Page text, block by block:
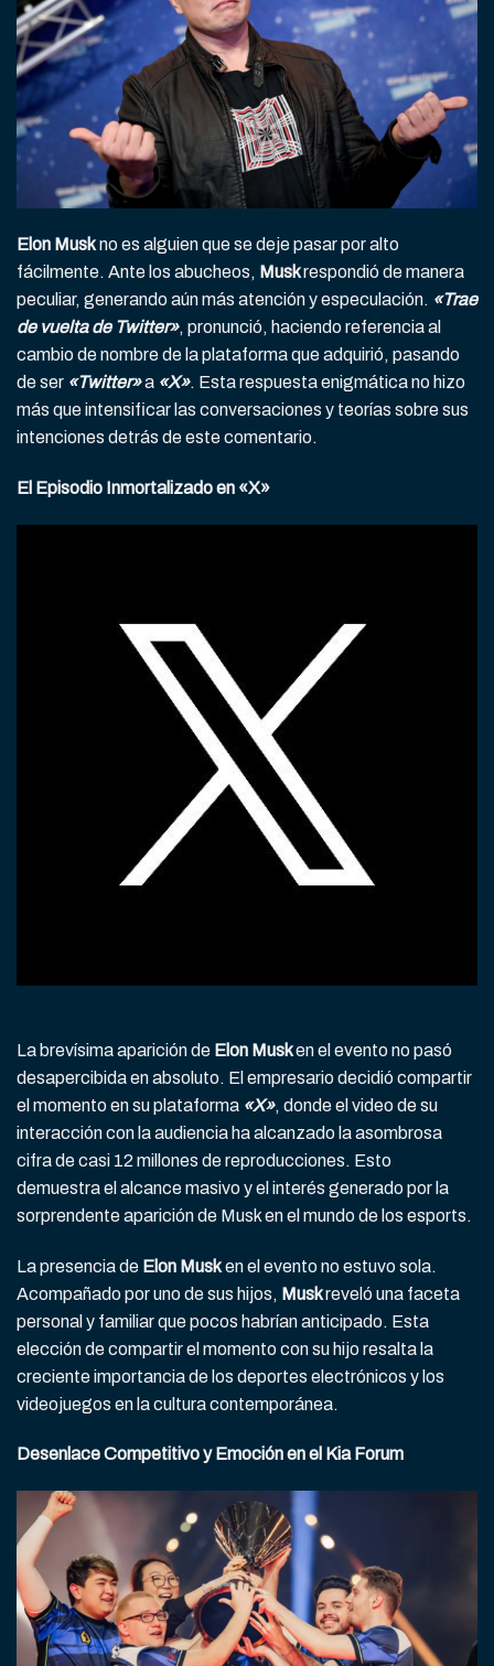
Elon Muskno es alguien que se deje pasar por alto
fácilmente. Ante los abucheos, Muskrespondió de manera
peculiar, generando aún más atención y especulación. «Trae
de vuelta de Twitter», pronunció, haciendo referencia al
cambio de nombre de la plataforma que adquirió, pasando
de ser «Twitter»a «X». Esta respuesta enigmática no hizo
más que intensificar las conversaciones y teorías sobre sus
intenciones detrás de este comentario.
El Episodio Inmortalizado en «X»
La brevísima aparición de Elon Musken el evento no pasó
desapercibida en absoluto. El empresario decidió compartir
el momento en su plataforma «X», donde el video de su
interacción con la audiencia ha alcanzado la asombrosa
cifra de casi 12 millones de reproducciones. Esto
demuestra el alcance masivo y el interés generado por la
sorprendente aparición de Musk en el mundo de los esports.
La presencia de Elon Musken el evento no estuvo sola.
Acompañado por uno de sus hijos, Muskreveló una faceta
personal y familiar que pocos habrían anticipado. Esta
elección de compartir el momento con su hijo resalta la
creciente importancia de los deportes electrónicos y los
videojuegos en la cultura contemporánea.
Desenlace Competitivo y Emoción en el Kia Forum